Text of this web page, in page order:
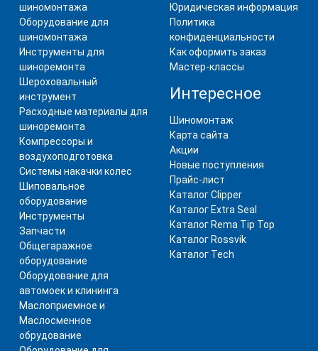
шиномонтажа
Оборудование для
шиномонтажа
Инструменты для
шиноремонта
Шероховальный
инструмент
Расходные материалы для
шиноремонта
Компрессоры и
воздухоподготовка
Системы накачки колес
Шиповальное
оборудование
Инструменты
Запчасти
Общегаражное
оборудование
Оборудование для
автомоек и клининга
Маслоприемное и
Маслосменное
обрудование
Юридическая информация
Политика
конфиденциальности
Как оформить заказ
Мастер-классы
Интересное
Шиномонтаж
Карта сайта
Акции
Новые поступления
Прайс-лист
Каталог Clipper
Каталог Extra Seal
Каталог Rema Tip Top
Каталог Rossvik
Каталог Tech